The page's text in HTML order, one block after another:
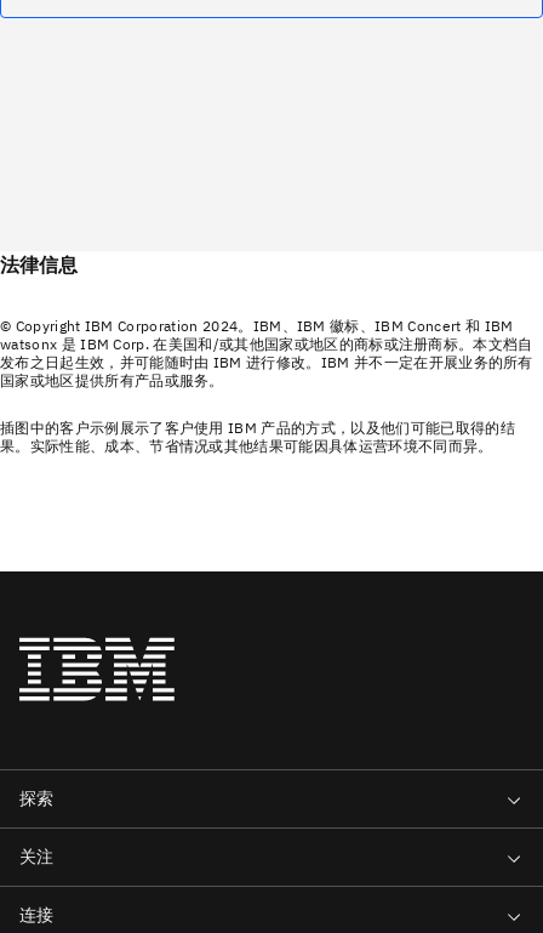
法律信息
© Copyright IBM Corporation 2024。IBM、IBM 徽标、IBM Concert 和 IBM
watsonx 是 IBM Corp. 在美国和/或其他国家或地区的商标或注册商标。本文档自
发布之日起生效，并可能随时由 IBM 进行修改。IBM 并不一定在开展业务的所有
国家或地区提供所有产品或服务。
插图中的客户示例展示了客户使用 IBM 产品的方式，以及他们可能已取得的结
果。实际性能、成本、节省情况或其他结果可能因具体运营环境不同而异。